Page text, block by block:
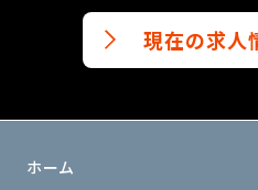
現在の求人
ホーム